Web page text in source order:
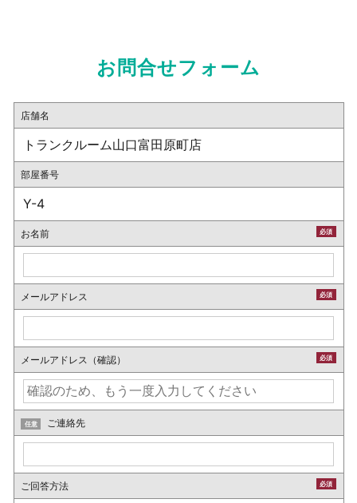
お問合せフォーム
店舗名
トランクルーム山口富田原町店
部屋番号
Y-4
必須
お名前
必須
メールアドレス
必須
メールアドレス（確認）
任意 ご連絡先
必須
ご回答方法